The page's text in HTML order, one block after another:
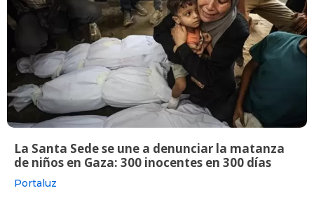
La Santa Sede se une a denunciar la matanza
de niños en Gaza: 300 inocentes en 300 días
Portaluz